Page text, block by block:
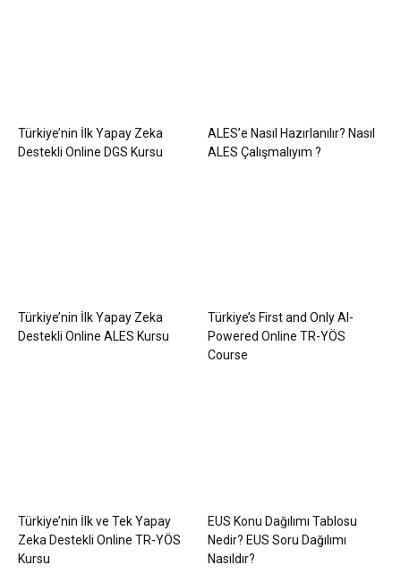
Türkiye’nin İlk Yapay Zeka
Destekli Online DGS Kursu
ALES’e Nasıl Hazırlanılır? Nasıl
ALES Çalışmalıyım ?
Türkiye’nin İlk Yapay Zeka
Destekli Online ALES Kursu
Türkiye’s First and Only AI-
Powered Online TR-YÖS
Course
Türkiye’nin İlk ve Tek Yapay
Zeka Destekli Online TR-YÖS
Kursu
EUS Konu Dağılımı Tablosu
Nedir? EUS Soru Dağılımı
Nasıldır?